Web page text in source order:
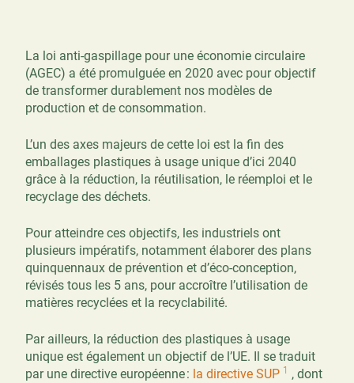
La loi anti-gaspillage pour une économie circulaire
(AGEC) a été promulguée en 2020 avec pour objectif
de transformer durablement nos modèles de
production et de consommation.
L’un des axes majeurs de cette loi est la fin des
emballages plastiques à usage unique d’ici 2040
grâce à la réduction, la réutilisation, le réemploi et le
recyclage des déchets.
Pour atteindre ces objectifs, les industriels ont
plusieurs impératifs, notamment élaborer des plans
quinquennaux de prévention et d’éco-conception,
révisés tous les 5 ans, pour accroître l’utilisation de
matières recyclées et la recyclabilité.
Par ailleurs, la réduction des plastiques à usage
unique est également un objectif de l’UE. Il se traduit
par une directive européenne : la directive SUP 1 , dont